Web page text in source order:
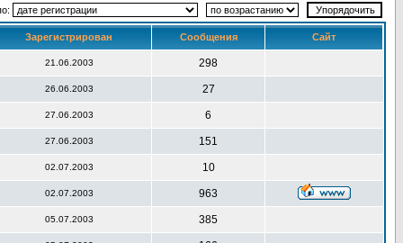
Зарегистрирован Сообщения Сайт
21.06.2003 298
26.06.2003 27
27.06.2003 6
27.06.2003 151
02.07.2003 10
02.07.2003 963
05.07.2003 385